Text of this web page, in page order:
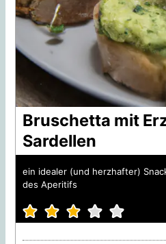
Bruschetta mit
Sardellen
ein idealer (und herzhafter)
des Aperitifs